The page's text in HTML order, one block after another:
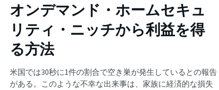
オンデマンド・ホームセキュ
リティ・ニッチから利益を得
る方法
米国では30秒に1件の割合で空き巣が発生しているとの報告
がある。このような不幸な出来事は、家族に経済的な損失